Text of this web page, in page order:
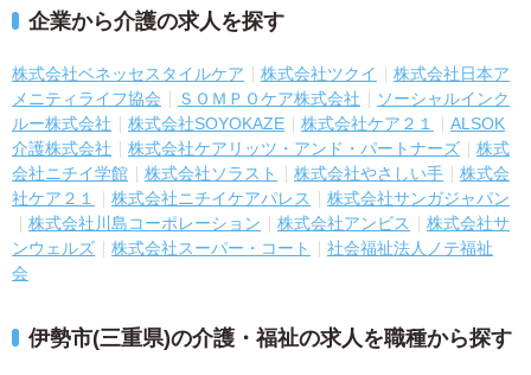
企業から介護の求人を探す
株式会社ベネッセスタイルケア 株式会社ツクイ
株式会社日本ア
メニティライフ協会
ＳＯＭＰＯケア株式会社
ソーシャルインク
ルー株式会社
株式会社SOYOKAZE 株式会社ケア２１
ALSOK
介護株式会社
株式会社ケアリッツ・アンド・パートナーズ
株式
会社ニチイ学館
株式会社ソラスト 株式会社やさしい手
株式会
社ケア２１
株式会社ニチイケアパレス
株式会社サンガジャパン
株式会社川島コーポレーション
株式会社アンビス
株式会社サ
ンウェルズ
株式会社スーパー・コート
社会福祉法人ノテ福祉
会
伊勢市(三重県)の介護・福祉の求人を職種から探す